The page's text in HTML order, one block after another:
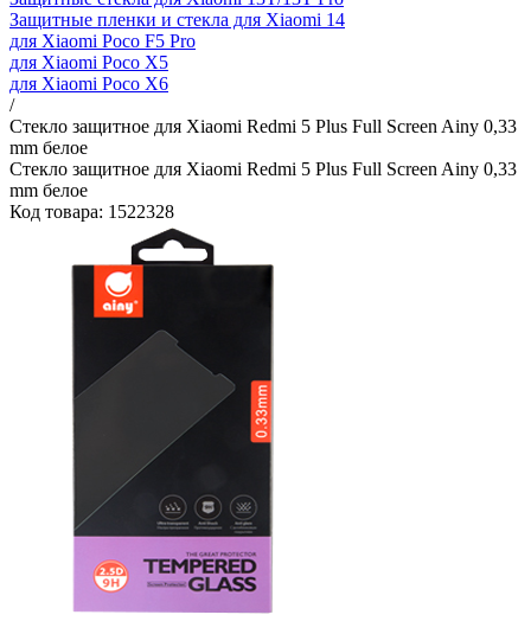
Защитные пленки и стекла для Xiaomi 14
для Xiaomi Poco F5 Pro
для Xiaomi Poco X5
для Xiaomi Poco X6
/
Стекло защитное для Xiaomi Redmi 5 Plus Full Screen Ainy 0,33
mm белое
Стекло защитное для Xiaomi Redmi 5 Plus Full Screen Ainy 0,33
mm белое
Код товара: 1522328